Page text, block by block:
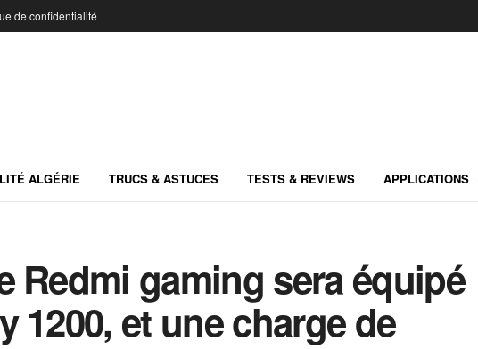
de confidentialité
ALGÉRIE TRUCS & ASTUCES TESTS & REVIEWS APPLICATIONS
Redmi gaming sera équipé
1200, et une charge de